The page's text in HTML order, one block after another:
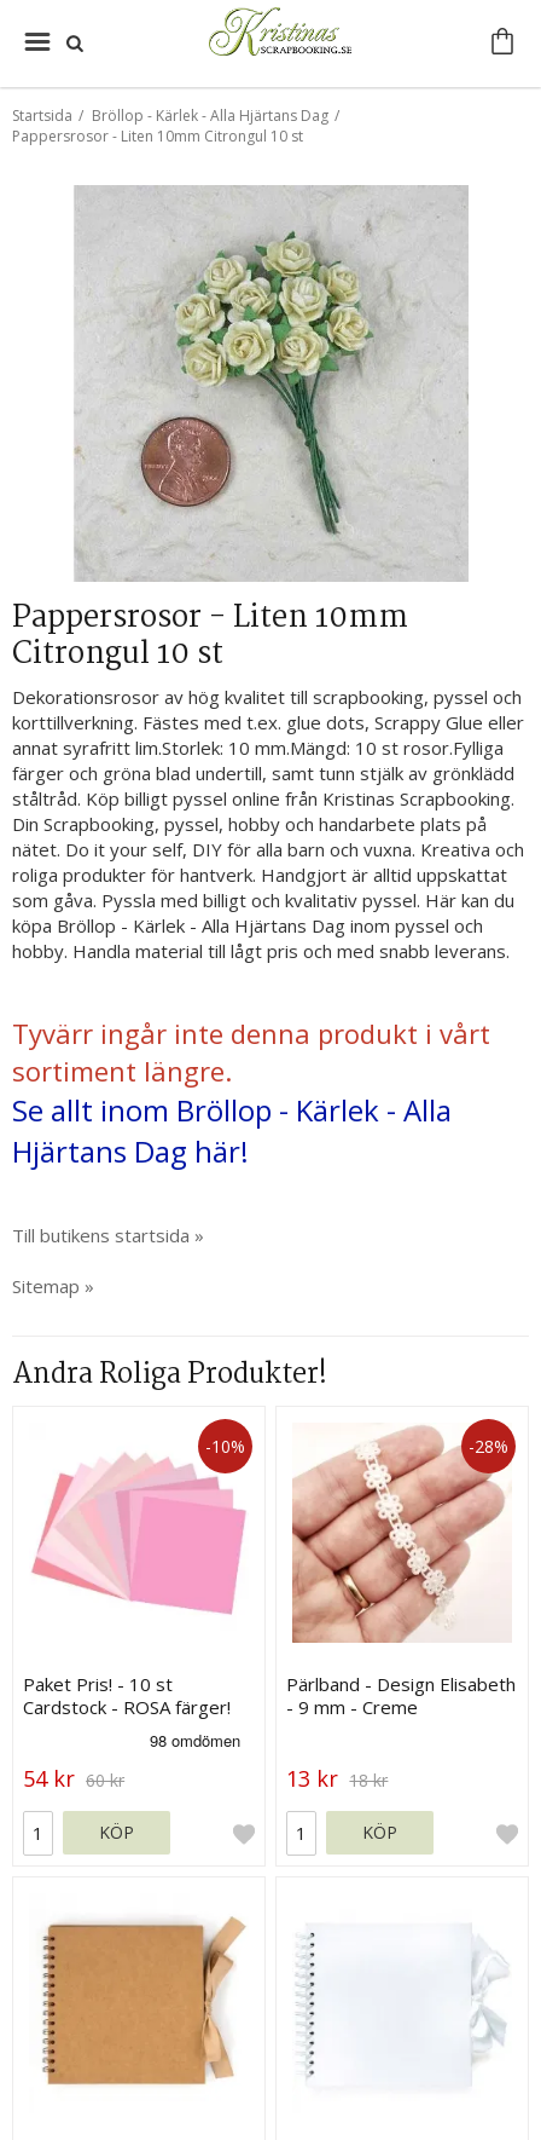
Startsida / Bröllop - Kärlek - Alla Hjärtans Dag /
Pappersrosor - Liten 10mm Citrongul 10 st
Pappersrosor - Liten 10mm
Citrongul 10 st
Dekorationsrosor av hög kvalitet till scrapbooking, pyssel och
korttillverkning. Fästes med t.ex. glue dots, Scrappy Glue eller
annat syrafritt lim.Storlek: 10 mm.Mängd: 10 st rosor.Fylliga
färger och gröna blad undertill, samt tunn stjälk av grönklädd
ståltråd. Köp billigt pyssel online från Kristinas Scrapbooking.
Din Scrapbooking, pyssel, hobby och handarbete plats på
nätet. Do it your self, DIY för alla barn och vuxna. Kreativa och
roliga produkter för hantverk. Handgjort är alltid uppskattat
som gåva. Pyssla med billigt och kvalitativ pyssel. Här kan du
köpa Bröllop - Kärlek - Alla Hjärtans Dag inom pyssel och
hobby. Handla material till lågt pris och med snabb leverans.
Tyvärr ingår inte denna produkt i vårt
sortiment längre.
Se allt inom Bröllop - Kärlek - Alla
Hjärtans Dag här!
Till butikens startsida »
Sitemap »
Andra Roliga Produkter!
-10%
Paket Pris! - 10 st
Cardstock - ROSA färger!
54 kr 60 kr
KÖP
-28%
Pärlband - Design Elisabeth
- 9 mm - Creme
13 kr 18 kr
KÖP